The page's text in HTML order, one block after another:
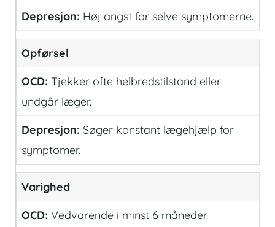
Høj angst for selve symptomerne.
Opførsel
Tjekker ofte helbredstilstand eller
undgår læger.
Søger konstant lægehjælp for
symptomer.
Varighed
Vedvarende i minst 6 måneder.